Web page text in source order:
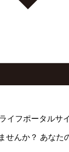
イフポータルサ
せんか？ あなた